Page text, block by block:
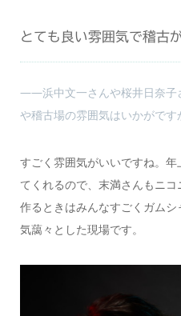
とても良い雰囲気で稽古
――浜中文一さんや桜井日奈子
や稽古場の雰囲気はいかがです
すごく雰囲気がいいですね。
てくれるので、末満さんもニ
作るときはみんなすごくガム
気藹々とした現場です。